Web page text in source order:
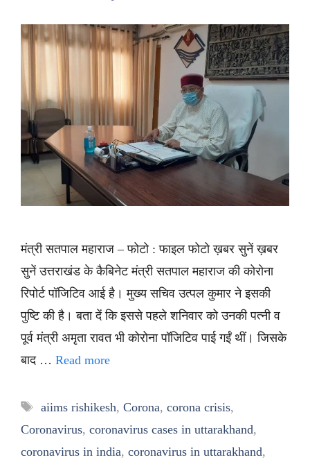
मंत्री सतपाल महाराज – फोटो : फाइल फोटो ख़बर सुनें ख़बर
सुनें उत्तराखंड के कैबिनेट मंत्री सतपाल महाराज की कोरोना
रिपोर्ट पॉजिटिव आई है। मुख्य सचिव उत्पल कुमार ने इसकी
पुष्टि की है। बता दें कि इससे पहले शनिवार को उनकी पत्नी व
पूर्व मंत्री अमृता रावत भी कोरोना पॉजिटिव पाई गईं थीं। जिसके
बाद … Read more
Tags
aiims rishikesh, Corona, corona crisis,
Coronavirus, coronavirus cases in uttarakhand,
coronavirus in india, coronavirus in uttarakhand,